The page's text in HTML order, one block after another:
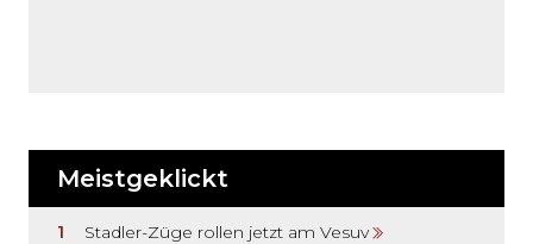
Meistgeklickt
Stadler-Züge rollen jetzt am Vesuv